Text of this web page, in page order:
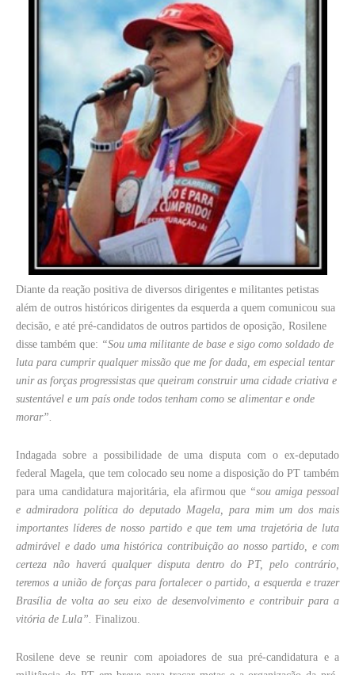
Diante da reação positiva de diversos dirigentes e militantes petistas
além de outros históricos dirigentes da esquerda a quem comunicou sua
decisão, e até pré-candidatos de outros partidos de oposição, Rosilene
disse também que: “Sou uma militante de base e sigo como soldado de
luta para cumprir qualquer missão que me for dada, em especial tentar
unir as forças progressistas que queiram construir uma cidade criativa e
sustentável e um país onde todos tenham como se alimentar e onde
morar”.
Indagada sobre a possibilidade de uma disputa com o ex-deputado
federal Magela, que tem colocado seu nome a disposição do PT também
para uma candidatura majoritária, ela afirmou que “sou amiga pessoal
e admiradora política do deputado Magela, para mim um dos mais
importantes líderes de nosso partido e que tem uma trajetória de luta
admirável e dado uma histórica contribuição ao nosso partido, e com
certeza não haverá qualquer disputa dentro do PT, pelo contrário,
teremos a união de forças para fortalecer o partido, a esquerda e trazer
Brasília de volta ao seu eixo de desenvolvimento e contribuir para a
vitória de Lula”. Finalizou.
Rosilene deve se reunir com apoiadores de sua pré-candidatura e a